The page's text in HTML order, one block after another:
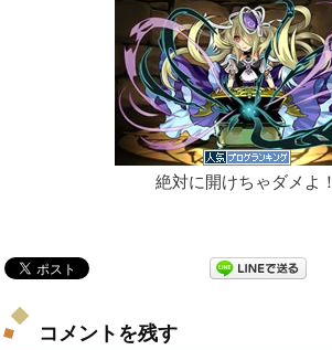
絶対に開けちゃダメよ！
コメントを残す